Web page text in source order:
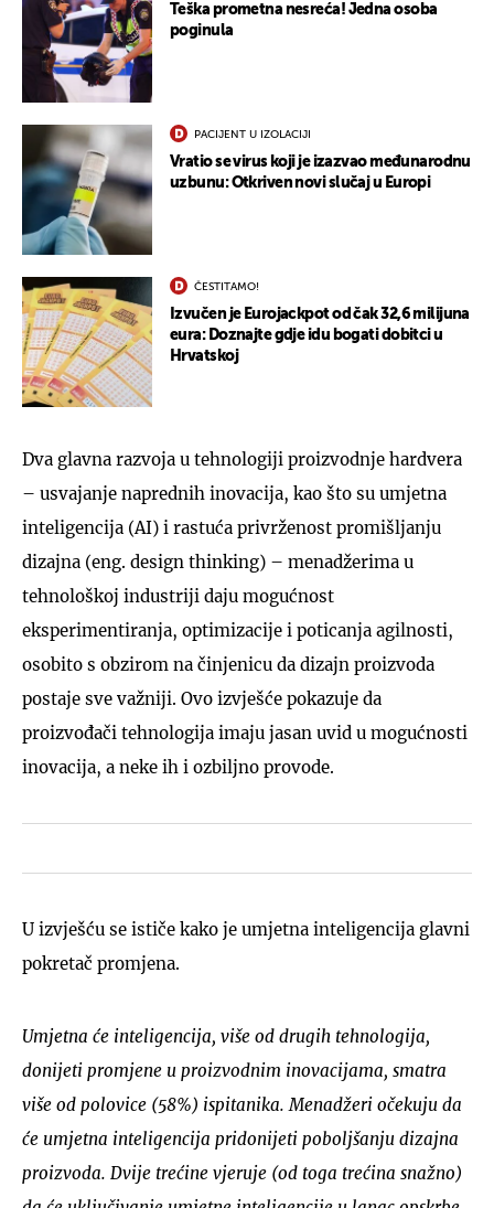
Teška prometna nesreća! Jedna osoba
poginula
PACIJENT U IZOLACIJI
Vratio se virus koji je izazvao međunarodnu
uzbunu: Otkriven novi slučaj u Europi
ČESTITAMO!
Izvučen je Eurojackpot od čak 32,6 milijuna
eura: Doznajte gdje idu bogati dobitci u
Hrvatskoj
Dva glavna razvoja u tehnologiji proizvodnje hardvera
– usvajanje naprednih inovacija, kao što su umjetna
inteligencija (AI) i rastuća privrženost promišljanju
dizajna (eng. design thinking) – menadžerima u
tehnološkoj industriji daju mogućnost
eksperimentiranja, optimizacije i poticanja agilnosti,
osobito s obzirom na činjenicu da dizajn proizvoda
postaje sve važniji. Ovo izvješće pokazuje da
proizvođači tehnologija imaju jasan uvid u mogućnosti
inovacija, a neke ih i ozbiljno provode.
U izvješću se ističe kako je umjetna inteligencija glavni
pokretač promjena.
Umjetna će inteligencija, više od drugih tehnologija,
donijeti promjene u proizvodnim inovacijama, smatra
više od polovice (58%) ispitanika. Menadžeri očekuju da
će umjetna inteligencija pridonijeti poboljšanju dizajna
proizvoda. Dvije trećine vjeruje (od toga trećina snažno)